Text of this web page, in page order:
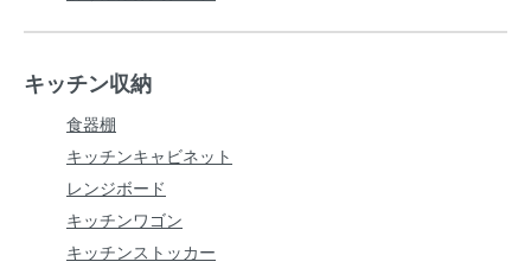
キッチン収納
食器棚
キッチンキャビネット
レンジボード
キッチンワゴン
キッチンストッカー